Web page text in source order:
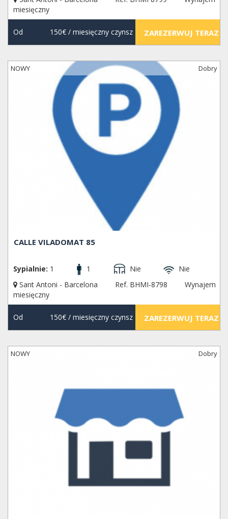
miesięczny
Od 150€/ miesięczny czynsz ZAREZERWUJ TERAZ
NOWY Dobry
CALLE VILADOMAT 85
Sypialnie: 1 1 Nie
Nie
Sant Antoni - Barcelona
Ref. BHMI-8798
Wynajem
miesięczny
Od 150€/ miesięczny czynsz ZAREZERWUJ TERAZ
NOWY Dobry